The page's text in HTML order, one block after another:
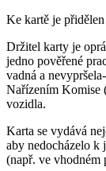
Ke kartě je
Držitel karty je
jedno pověřené
vadná a
Nařízením Komise
vozidla.
Karta se vydává
aby nedocházelo k
(např. ve vhodném